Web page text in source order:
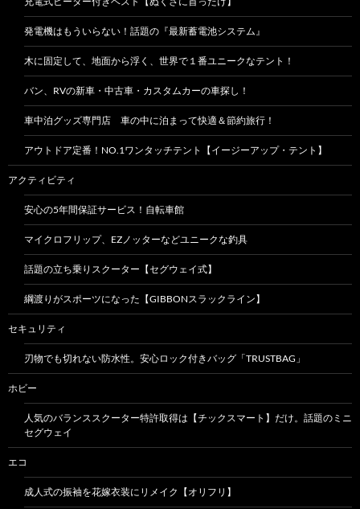
発電機はもういらない！話題の『最新蓄電池システム』
木に固定して、地面から浮く、世界で１番ユニークなテント！
バン、RVの新車・中古車・カスタムカーの車探し！
車中泊グッズ専門店 車の中に泊まって快適＆節約旅行！
アウトドア定番！NO.1ワンタッチテント【イージーアップ・テント】
アクティビティ
安心の5年間保証サービス！自転車館
マイクロフリップ、EZノッターなどユニークな釣具
話題の立ち乗りスクーター【セグウェイ式】
綱渡りがスポーツになった【GIBBONスラックライン】
セキュリティ
刃物でも切れない防水性。安心ロック付きバッグ「TRUSTBAG」
ホビー
人気のバランススクーター特許取得は【チックスマート】だけ。話題のミニ
セグウェイ
エコ
成人式の振袖を花嫁衣装にリメイク【オリフリ】